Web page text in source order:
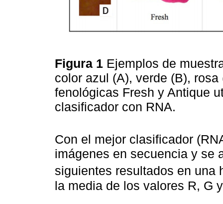
Figura 1 Ejemplos de
color azul (A), verde (B),
fenológicas Fresh y Antique
clasificador con RNA.
Con el mejor clasificador
imágenes en secuencia y se
siguientes resultados en una
la media de los valores R, G